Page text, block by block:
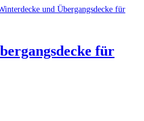
für